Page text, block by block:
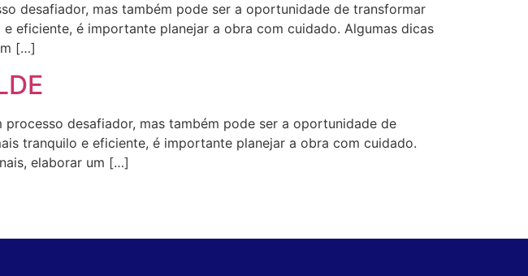
desafiador, mas também pode ser a oportunidade de transformar
eficiente, é importante planejar a obra com cuidado. Algumas dicas
[…]
processo desafiador, mas também pode ser a oportunidade de
tranquilo e eficiente, é importante planejar a obra com cuidado.
elaborar um […]